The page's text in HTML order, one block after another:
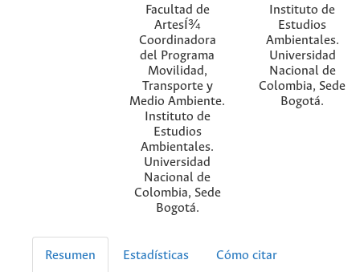
Facultad de
ArtesÍ¾
Coordinadora
del Programa
Movilidad,
Transporte y
Medio Ambiente.
Instituto de
Estudios
Ambientales.
Universidad
Nacional de
Colombia, Sede
Bogotá.
Instituto de
Estudios
Ambientales.
Universidad
Nacional de
Colombia, Sede
Bogotá.
Resumen Estadísticas Cómo citar